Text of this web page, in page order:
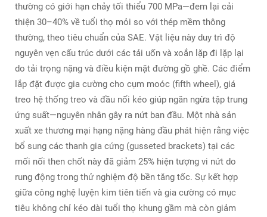
thường có giới hạn chảy tối thiểu 700 MPa—đem lại cải
thiện 30–40% về tuổi thọ mỏi so với thép mềm thông
thường, theo tiêu chuẩn của SAE. Vật liệu này duy trì độ
nguyên vẹn cấu trúc dưới các tải uốn và xoắn lặp đi lặp lại
do tải trọng nặng và điều kiện mặt đường gồ ghề. Các điểm
lắp đặt được gia cường cho cụm moóc (fifth wheel), giá
treo hệ thống treo và đầu nối kéo giúp ngăn ngừa tập trung
ứng suất—nguyên nhân gây ra nứt ban đầu. Một nhà sản
xuất xe thương mại hạng nặng hàng đầu phát hiện rằng việc
bổ sung các thanh gia cứng (gusseted brackets) tại các
mối nối then chốt này đã giảm 25% hiện tượng vi nứt do
rung động trong thử nghiệm độ bền tăng tốc. Sự kết hợp
giữa công nghệ luyện kim tiên tiến và gia cường có mục
tiêu không chỉ kéo dài tuổi thọ khung gầm mà còn giảm